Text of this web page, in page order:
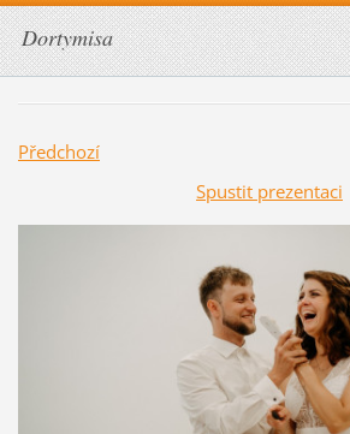
Dortymisa
Předchozí
Spustit prezentaci